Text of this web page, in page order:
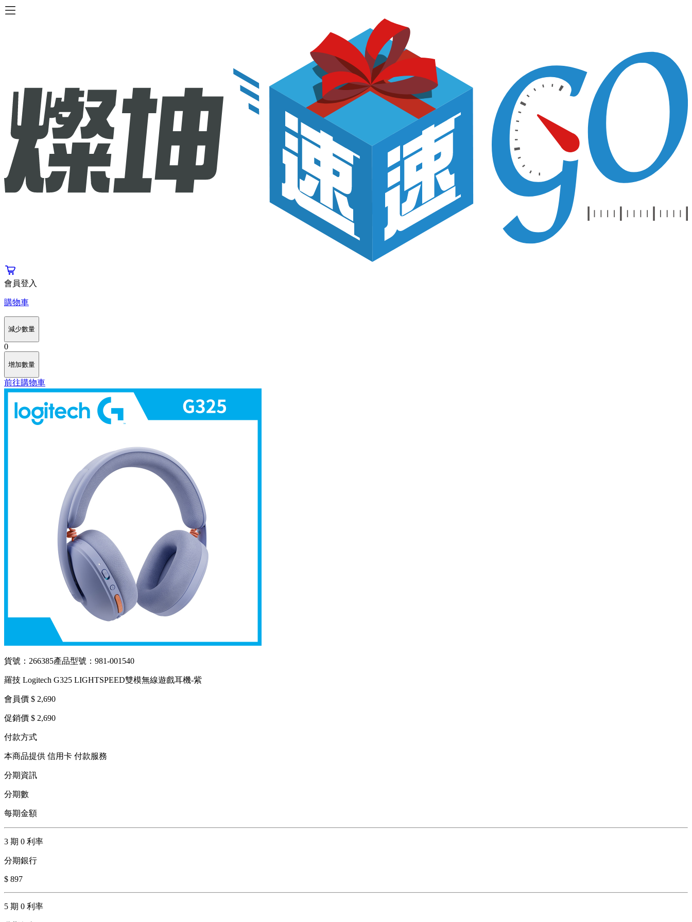
會員登入
購物車
減少數量
0
增加數量
前往購物車
貨號：266385產品型號：981-001540
羅技 Logitech G325 LIGHTSPEED雙模無線遊戲耳機-紫
會員價 $ 2,690
促銷價 $ 2,690
付款方式
本商品提供 信用卡 付款服務
分期資訊
分期數
每期金額
3 期 0 利率
分期銀行
$ 897
5 期 0 利率